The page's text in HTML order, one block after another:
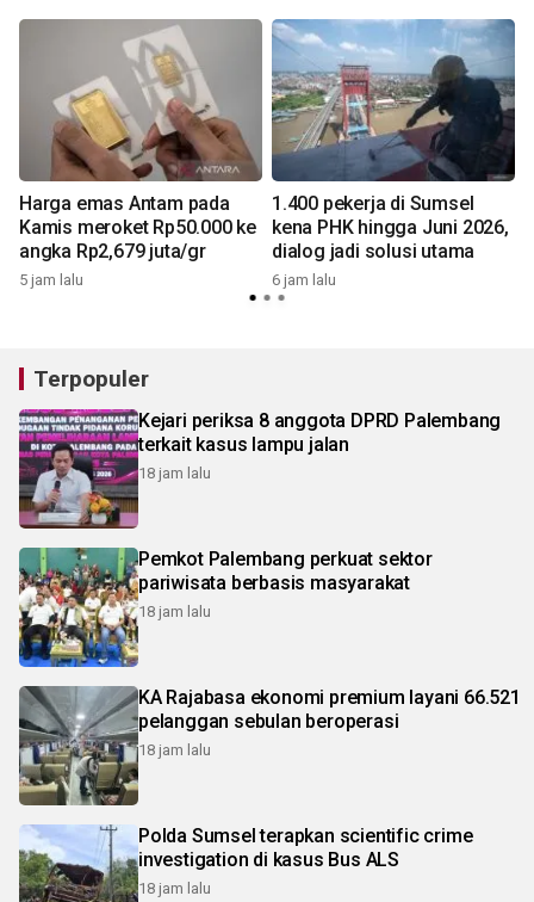
Harga emas Antam pada
Kamis meroket Rp50.000 ke
angka Rp2,679 juta/gr
5 jam lalu
1.400 pekerja di Sumsel
kena PHK hingga Juni 2026,
dialog jadi solusi utama
6 jam lalu
Terpopuler
Kejari periksa 8 anggota DPRD Palembang
terkait kasus lampu jalan
18 jam lalu
Pemkot Palembang perkuat sektor
pariwisata berbasis masyarakat
18 jam lalu
KA Rajabasa ekonomi premium layani 66.521
pelanggan sebulan beroperasi
18 jam lalu
Polda Sumsel terapkan scientific crime
investigation di kasus Bus ALS
18 jam lalu